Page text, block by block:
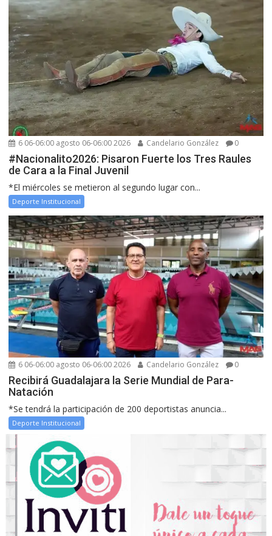
6 06-06:00 agosto 06-06:00 2026 Candelario González 0
#Nacionalito2026: Pisaron Fuerte los Tres Raules
de Cara a la Final Juvenil
*El miércoles se metieron al segundo lugar con...
Deporte Institucional
6 06-06:00 agosto 06-06:00 2026 Candelario González 0
Recibirá Guadalajara la Serie Mundial de Para-
Natación
*Se tendrá la participación de 200 deportistas anuncia...
Deporte Institucional